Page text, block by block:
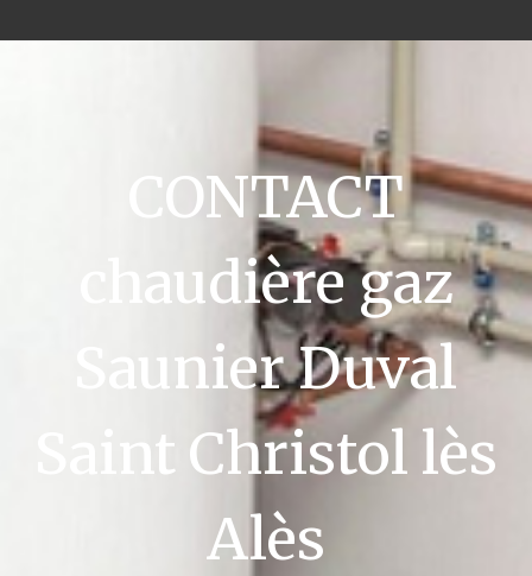
CONTACT
chaudière gaz
Saunier Duval
Saint Christol lès
Alès